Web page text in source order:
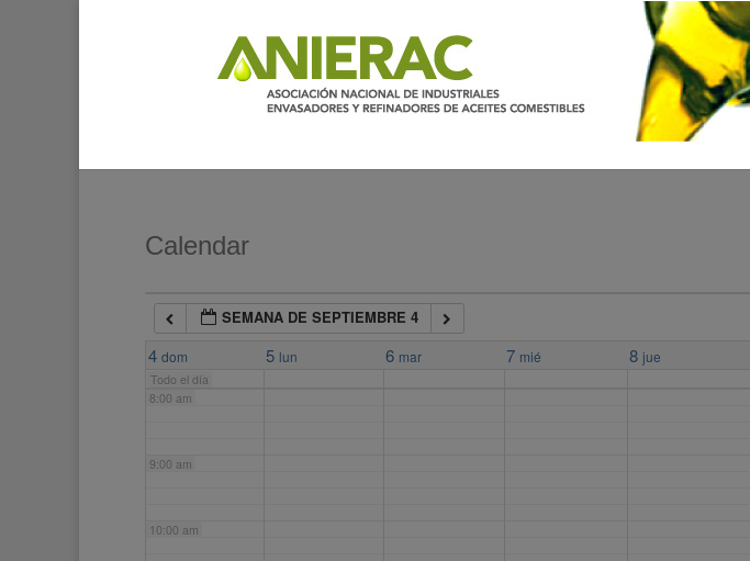
Calendar
SEMANA DE SEPTIEMBRE 4
4 dom 5 lun 6 mar 7 mié 8 jue
Todo el día
7:00 am
8:00 am
9:00 am
10:00 am